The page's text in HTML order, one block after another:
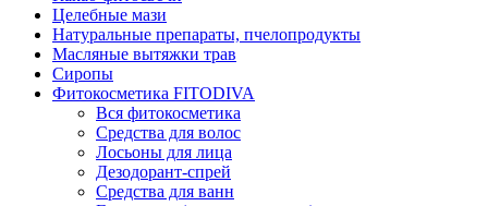
Целебные мази
Натуральные препараты, пчелопродукты
Масляные вытяжки трав
Сиропы
Фитокосметика FITODIVA
Вся фитокосметика
Средства для волос
Лосьоны для лица
Дезодорант-спрей
Средства для ванн